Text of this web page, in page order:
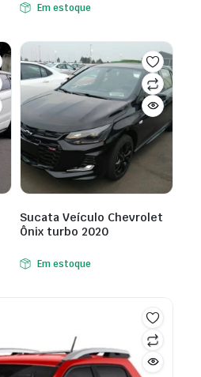
Em estoque
Sucata Veículo Chevrolet
Ônix turbo 2020
Em estoque